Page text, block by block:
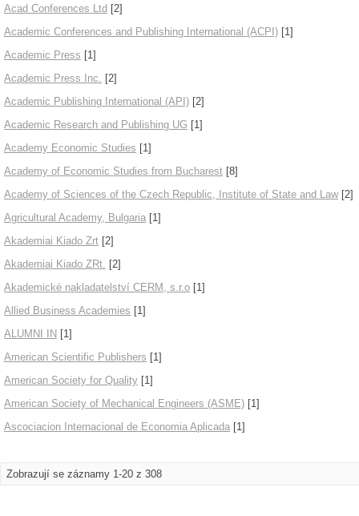
Acad Conferences Ltd [2]
Academic Conferences and Publishing International (ACPI) [1]
Academic Press [1]
Academic Press Inc. [2]
Academic Publishing International (API) [2]
Academic Research and Publishing UG [1]
Academy Economic Studies [1]
Academy of Economic Studies from Bucharest [8]
Academy of Sciences of the Czech Republic, Institute of State and Law[2]
Agricultural Academy, Bulgaria [1]
Akademiai Kiado Zrt [2]
Akademiai Kiado ZRt. [2]
Akademické nakladatelství CERM, s.r.o [1]
Allied Business Academies [1]
ALUMNI IN [1]
American Scientific Publishers [1]
American Society for Quality [1]
American Society of Mechanical Engineers (ASME) [1]
Ascociacion Internacional de Economia Aplicada [1]
Zobrazují se záznamy 1-20 z 308